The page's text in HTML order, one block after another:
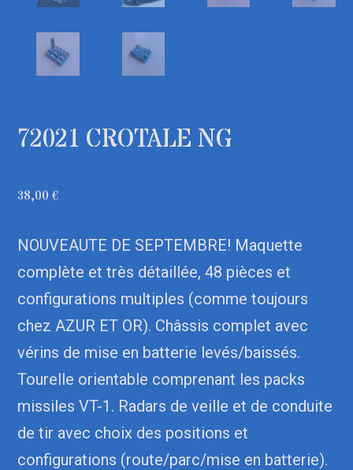
72021 CROTALE NG
38,00€
NOUVEAUTE DE SEPTEMBRE! Maquette
complète et très détaillée, 48 pièces et
configurations multiples (comme toujours
chez AZUR ET OR). Châssis complet avec
vérins de mise en batterie levés/baissés.
Tourelle orientable comprenant les packs
missiles VT-1. Radars de veille et de conduite
de tir avec choix des positions et
configurations (route/parc/mise en batterie).